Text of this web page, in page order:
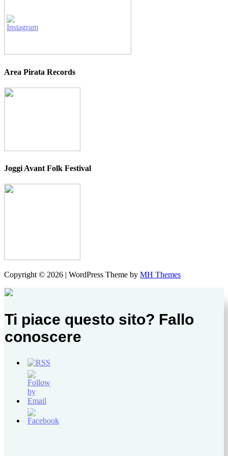
Area Pirata Records
Joggi Avant Folk Festival
Copyright © 2026 | WordPress Theme by MH Themes
Ti piace questo sito? Fallo
conoscere